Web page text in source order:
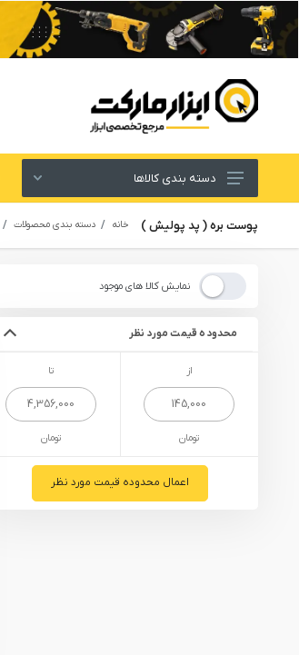
ابزار های برقی و شارژی
لوازم جانبی ابزار
ابزار های دستی و عمومی
یراق آلات
تجهیزات ایمنی
قطعات یدکی ابزارآلات
دسته بندی کالاها
پوست بره ( پد پولیش ) خانه دسته بندی محصولات
نمایش کالا های موجود
محدوده قیمت مورد نظر
از
تومان
تا
تومان
اعمال محدوده قیمت مورد نظر